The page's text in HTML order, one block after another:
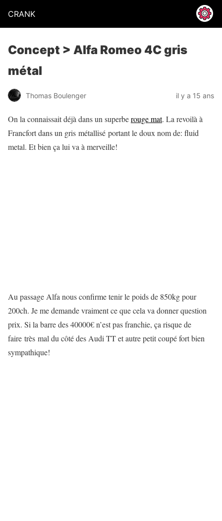
CRANK
Concept > Alfa Romeo 4C gris
métal
Thomas Boulenger il y a 15 ans
On la connaissait déjà dans un superberouge mat. La revoilà à
Francfort dans un gris métallisé portant le doux nom de: fluid
metal. Et bien ça lui va à merveille!
Au passage Alfa nous confirme tenir le poids de 850kg pour
200ch. Je me demande vraiment ce que cela va donner question
prix. Si la barre des 40000€ n’est pas franchie, ça risque de
faire très mal du côté des Audi TT et autre petit coupé fort bien
sympathique!